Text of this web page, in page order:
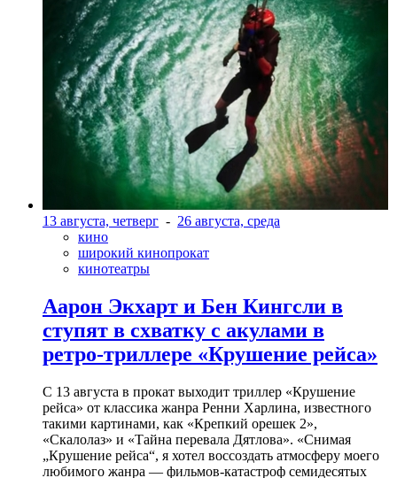
13 августа, четверг - 26 августа, среда
кино
широкий кинопрокат
кинотеатры
Аарон Экхарт и Бен Кингсли в
ступят в схватку с акулами в
ретро-триллере «Крушение рейса»
С 13 августа в прокат выходит триллер «Крушение
рейса» от классика жанра Ренни Харлина, известного
такими картинами, как «Крепкий орешек 2»,
«Скалолаз» и «Тайна перевала Дятлова». «Снимая
„Крушение рейса“, я хотел воссоздать атмосферу моего
любимого жанра — фильмов-катастроф семидесятых